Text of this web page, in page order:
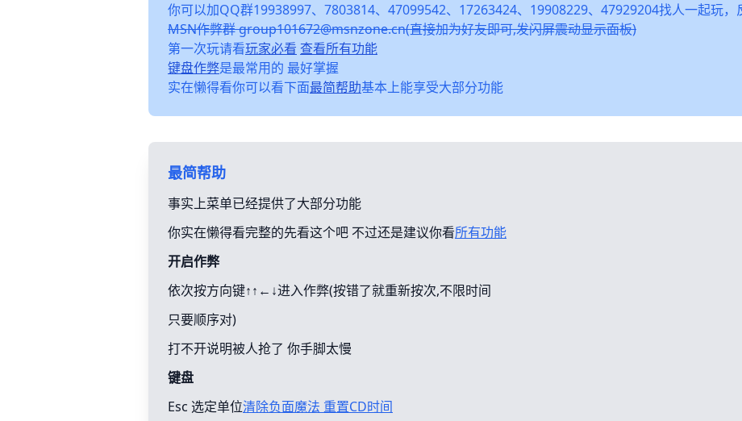
你可以加QQ群19938997、7803814、47099542、17263424、19908229、47929204找人一起玩，
MSN作弊群 group101672@msnzone.cn(直接加为好友即可,发闪屏震动显示面板)
第一次玩请看玩家必看 查看所有功能
键盘作弊是最常用的 最好掌握
实在懒得看你可以看下面最简帮助基本上能享受大部分功能
最简帮助
事实上菜单已经提供了大部分功能
你实在懒得看完整的先看这个吧 不过还是建议你看所有功能
开启作弊
依次按方向键↑↑←↓进入作弊(按错了就重新按次,不限时间
只要顺序对)
打不开说明被人抢了 你手脚太慢
键盘
Esc 选定单位清除负面魔法 重置CD时间